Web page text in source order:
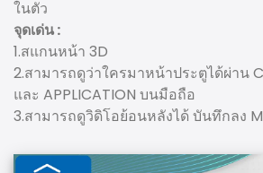
ในตัว
จุดเด่น :
1.สแกนหน้า 3D
2.สามารถดูว่าใครมาหน้าประตูได้ผ่าน
และ APPLICATION บนมือถือ
3.สามารถดูวิดิโอย้อนหลังได้ บันทึกลง